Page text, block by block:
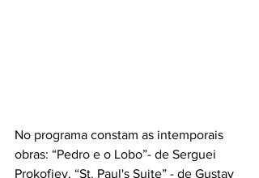
No programa constam as intemporais
obras: “Pedro e o Lobo”- de Serguei
Prokofiev, “St. Paul's Suite” - de Gustav